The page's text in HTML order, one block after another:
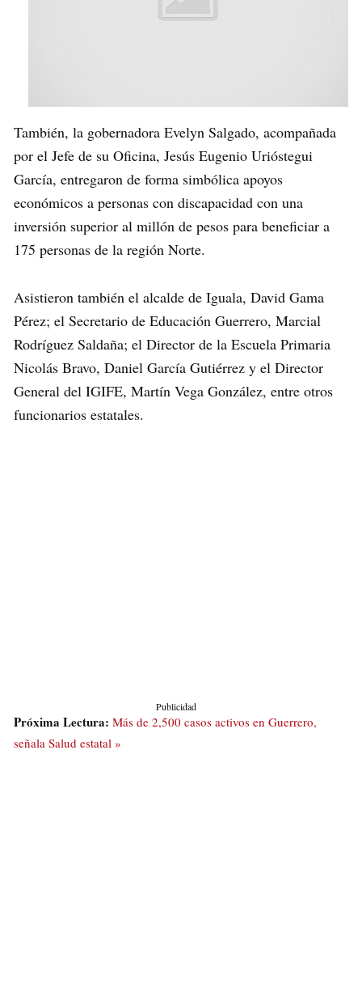
También, la gobernadora Evelyn Salgado, acompañada
por el Jefe de su Oficina, Jesús Eugenio Urióstegui
García, entregaron de forma simbólica apoyos
económicos a personas con discapacidad con una
inversión superior al millón de pesos para beneficiar a
175 personas de la región Norte.
Asistieron también el alcalde de Iguala, David Gama
Pérez; el Secretario de Educación Guerrero, Marcial
Rodríguez Saldaña; el Director de la Escuela Primaria
Nicolás Bravo, Daniel García Gutiérrez y el Director
General del IGIFE, Martín Vega González, entre otros
funcionarios estatales.
Publicidad
Próxima Lectura: Más de 2,500 casos activos en Guerrero,
señala Salud estatal »